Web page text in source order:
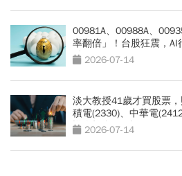
00981A、00988A、
率翻倍」！台股狂震，
點 2026-07-14
淡大教授41歲才買股票
積電(2330)、中華電
懶人投資4組合
2026-07-14